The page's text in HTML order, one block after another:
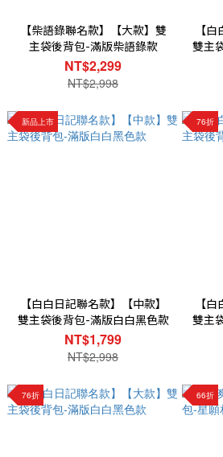
【柴語錄聯名款】【大款】雙
主袋後背包-滿版柴語錄款
NT$2,299
NT$2,998
【
雙主
新品上市
【白白日記聯名款】【中款】
雙主袋後背包-滿版白白黑色款
NT$1,799
NT$2,998
76折
【
雙主
76折 66折